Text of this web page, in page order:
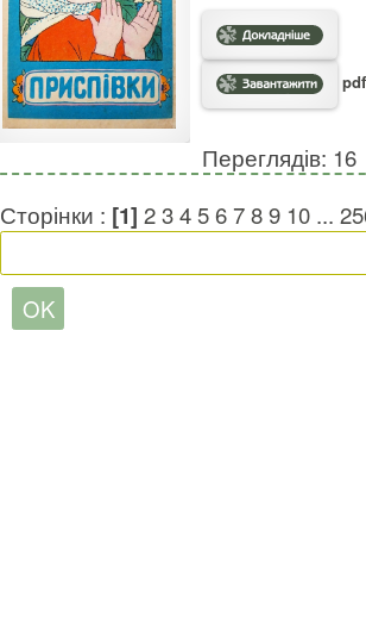
Переглядів: 16
Сторінки : [1] 23456789 10 ...